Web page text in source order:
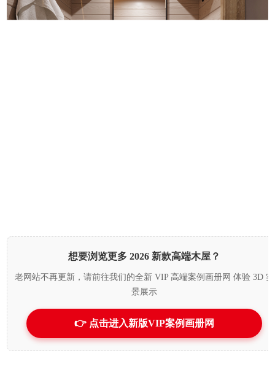
想要浏览更多 2026 新款高端木屋？
老网站不再更新，请前往我们的全新 VIP 高端案例画册网 体验 3D 实
景展示
👉 点击进入新版VIP案例画册网